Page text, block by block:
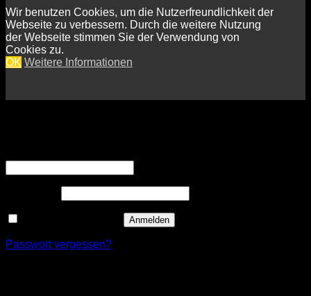
Wir benutzen Cookies, um die Nutzerfreundlichkeit der
Webseite zu verbessern. Durch die weitere Nutzung
der Webseite stimmen Sie der Verwendung von
Cookies zu.
OK Weitere Informationen
Anmelden
Passwort vergessen?